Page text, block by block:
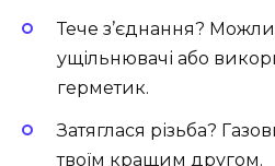
Тече з’єднання?
ущільнювачі або
герметик.
Затяглася різьба?
твоїм кращим другом.